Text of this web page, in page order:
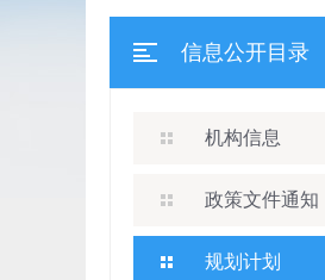
信息公开目录
机构信息
政策文件通知
规划计划